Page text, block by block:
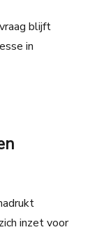
blijft
in
inzet voor